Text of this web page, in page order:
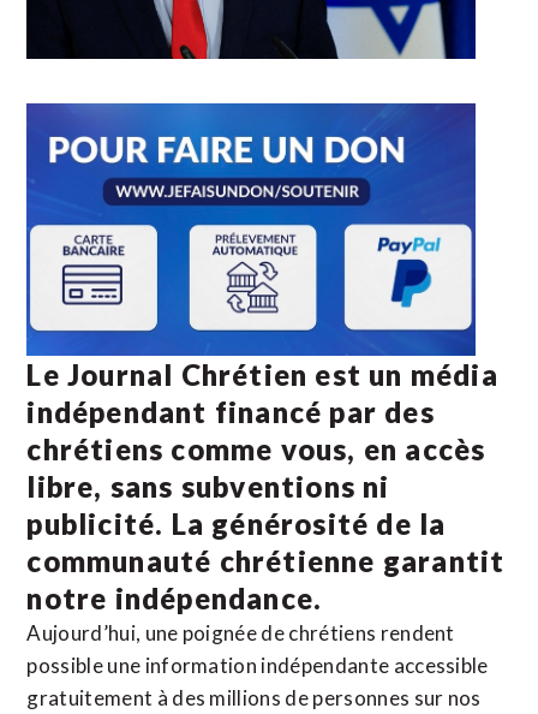
Le Journal Chrétien est un média
indépendant financé par des
chrétiens comme vous, en accès
libre, sans subventions ni
publicité. La générosité de la
communauté chrétienne garantit
notre indépendance.
Aujourd’hui, une poignée de chrétiens rendent
possible une information indépendante accessible
gratuitement à des millions de personnes sur nos